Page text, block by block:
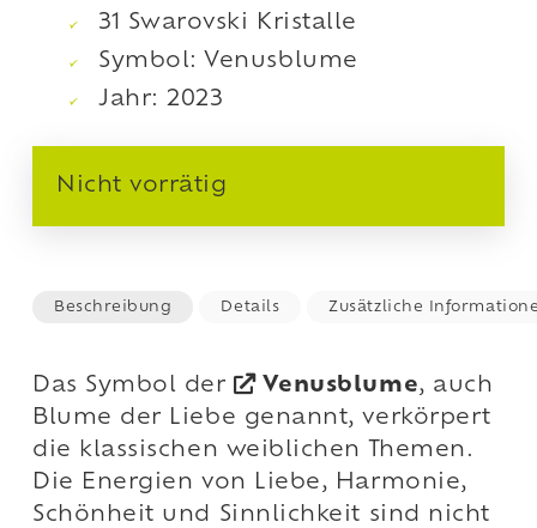
31 Swarovski Kristalle
Symbol: Venusblume
Jahr: 2023
Nicht vorrätig
Beschreibung Details Zusätzliche
Das Symbol der Venusblume, auch
Blume der Liebe genannt, verkörpert
die klassischen weiblichen Themen.
Die Energien von Liebe, Harmonie,
Schönheit und Sinnlichkeit sind nicht